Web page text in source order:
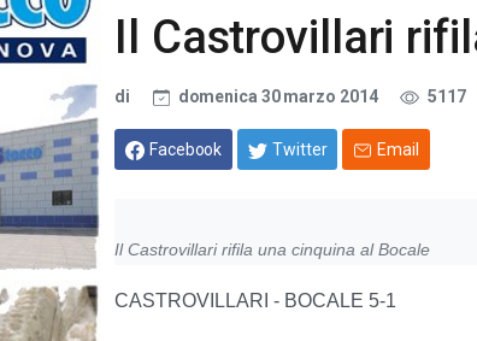
Il Castrovillari
di domenica 30 marzo 2014 5117
Facebook Twitter Email
Il Castrovillari rifila una cinquina al Bocale
CASTROVILLARI - BOCALE 5-1